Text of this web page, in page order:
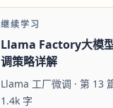
继续学习
Llama Factory大模
调策略详解
Llama 工厂微调 · 第 13
1.4k 字